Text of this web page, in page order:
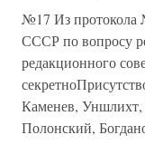
№17 Из протокола
СССР по вопросу
редакционного
Каменев, Уншлихт,
Полонский,